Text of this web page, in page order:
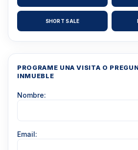
SHORT SALE
PROGRAME UNA VISITA O
INMUEBLE
Nombre:
Email: